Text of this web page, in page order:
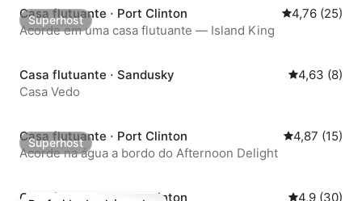
Superhost
Superhost
Casa flutuante ⋅ Port Clinton 4,76 de uma
4,76 (25)
Acorde em uma casa flutuante — Island King
Casa flutuante ⋅ Sandusky 4,63 de
4,63 (8)
Casa Vedo
Superhost
Superhost
Casa flutuante ⋅ Port Clinton 4,87 de uma
4,87 (15)
Acorde na água a bordo do Afternoon Delight
Casa flutuante ⋅ Port Clinton 4,9 de uma
4,9 (30)